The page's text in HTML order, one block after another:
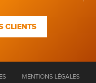
CLIENTS
MENTIONS LÉGALES